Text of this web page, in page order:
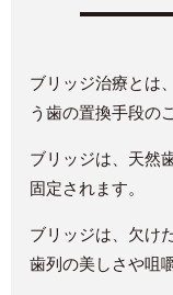
ブリッジ治療とは
う歯の置換手段の
ブリッジは、天然
固定されます。
ブリッジは、欠け
歯列の美しさや咀